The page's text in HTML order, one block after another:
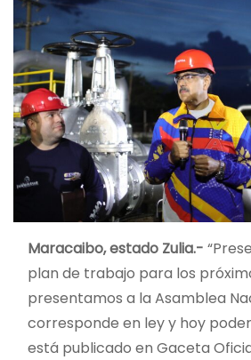
Maracaibo, estado Zulia.-
plan de trabajo para los
presentamos a la Asamblea
corresponde en ley y hoy
está publicado en Gaceta